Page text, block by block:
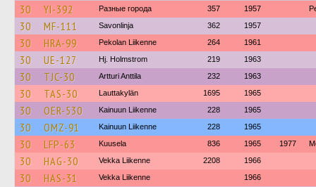
30 YI-392 Разные города 357 1957
30 MF-111 Savonlinja 362 1957
30 HRA-99 Pekolan Liikenne 264 1961
30 UE-127 Hj. Holmstrom 219 1963
30 TJC-30 Artturi Anttila 232 1963
30 TAS-30 Lauttakylän 1695 1965
30 OER-530 Kainuun Liikenne 228 1965
30 OMZ-91 Kainuun Liikenne 228 1965
30 LFP-63 Kuusela 836 1965 1977
30 HAG-30 Vekka Liikenne 2208 1966
30 HAS-31 Vekka Liikenne 1966